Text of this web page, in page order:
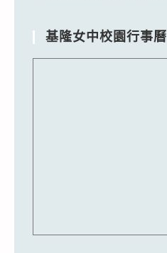
基隆女中校園行事曆